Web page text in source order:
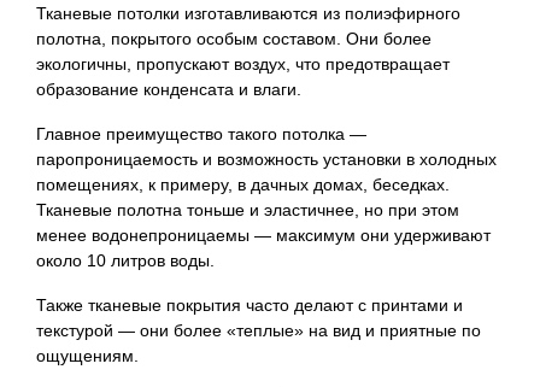
Тканевые потолки изготавливаются из полиэфирного
полотна, покрытого особым составом. Они более
экологичны, пропускают воздух, что предотвращает
образование конденсата и влаги.
Главное преимущество такого потолка —
паропроницаемость и возможность установки в холодных
помещениях, к примеру, в дачных домах, беседках.
Тканевые полотна тоньше и эластичнее, но при этом
менее водонепроницаемы — максимум они удерживают
около 10 литров воды.
Также тканевые покрытия часто делают с принтами и
текстурой — они более «теплые» на вид и приятные по
ощущениям.